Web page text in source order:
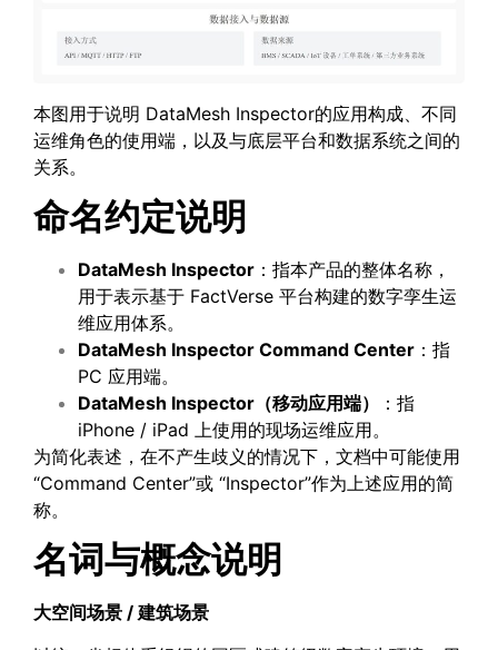
本图用于说明 DataMesh Inspector的应用构成、不同
运维角色的使用端，以及与底层平台和数据系统之间的
关系。
命名约定说明
DataMesh Inspector ：指本产品的整体名称，
用于表示基于 FactVerse 平台构建的数字孪生运
维应用体系。
DataMesh Inspector Command Center ：指
PC 应用端。
DataMesh Inspector （移动应用端）
：指
iPhone / iPad 上使用的现场运维应用。
为简化表述，在不产生歧义的情况下，文档中可能使用
“Command Center”或 “Inspector”作为上述应用的简
称。
名词与概念说明
大空间场景 / 建筑场景